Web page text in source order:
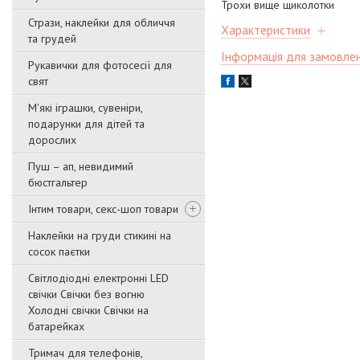
Стрази, наклейки для обличчя
та грудей
Рукавички для фотосесії для
свят
М'які іграшки, сувеніри,
подарунки для дітей та
дорослих
Пуш – ап, невидимий
бюстгальтер
Інтим товари, секс-шоп товари
Наклейки на груди стикині на
сосок паєтки
Світлодіодні електронні LED
свічки Свічки без вогню
Холодні свічки Свічки на
батарейках
Тримач для телефонів,
Трохи вище щиколотки
Характеристики
Інформація для